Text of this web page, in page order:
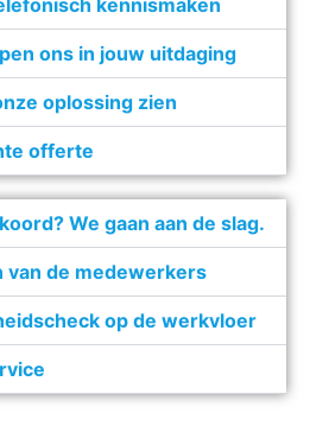
ons in jouw uitdaging
oplossing zien
offerte
We gaan aan de slag.
van de medewerkers
op de werkvloer